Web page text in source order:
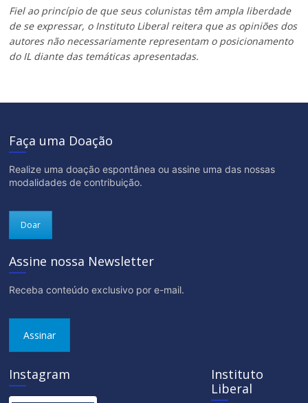
Fiel ao princípio de que seus colunistas têm ampla liberdade
de se expressar, o Instituto Liberal reitera que as opiniões dos
autores não necessariamente representam o posicionamento
do IL diante das temáticas apresentadas.
Faça uma Doação
Realize uma doação espontânea ou assine uma das nossas
modalidades de contribuição.
Doar
Assine nossa Newsletter
Receba conteúdo exclusivo por e-mail.
Assinar
Instagram
Instituto
Liberal